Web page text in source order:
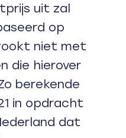
uit zal
op
niet met
die hierover
berekende
in opdracht
dat